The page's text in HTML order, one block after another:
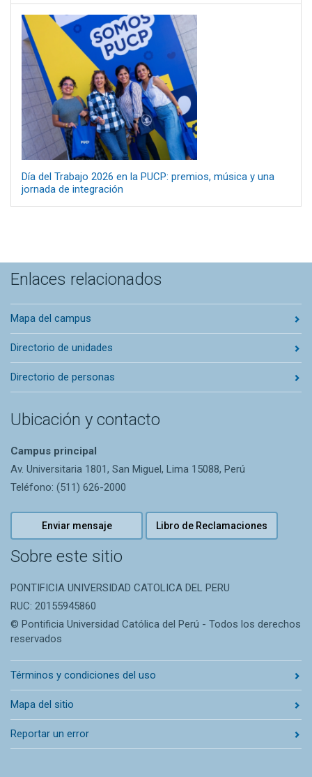
Día del Trabajo 2026 en la PUCP: premios, música y una
jornada de integración
Enlaces relacionados
Mapa del campus
Directorio de unidades
Directorio de personas
Ubicación y contacto
Campus principal
Av. Universitaria 1801, San Miguel, Lima 15088, Perú
Teléfono: (511) 626-2000
Enviar mensaje Libro de Reclamaciones
Sobre este sitio
PONTIFICIA UNIVERSIDAD CATOLICA DEL PERU
RUC: 20155945860
© Pontificia Universidad Católica del Perú - Todos los derechos
reservados
Términos y condiciones del uso
Mapa del sitio
Reportar un error